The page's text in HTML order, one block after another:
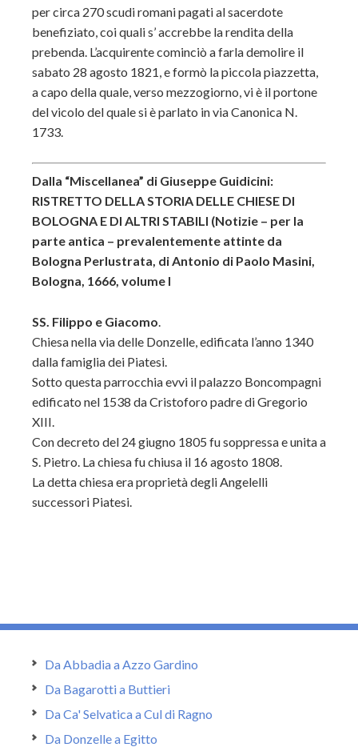
per circa 270 scudi romani pagati al sacerdote
benefiziato, coi quali s’ accrebbe la rendita della
prebenda. L’acquirente cominciò a farla demolire il
sabato 28 agosto 1821, e formò la piccola piazzetta,
a capo della quale, verso mezzogiorno, vi è il portone
del vicolo del quale si è parlato in via Canonica N.
1733.
Dalla “Miscellanea” di Giuseppe Guidicini:
RISTRETTO DELLA STORIA DELLE CHIESE DI
BOLOGNA E DI ALTRI STABILI (Notizie – per la
parte antica – prevalentemente attinte da
Bologna Perlustrata, di Antonio di Paolo Masini,
Bologna, 1666, volume I
SS. Filippo e Giacomo.
Chiesa nella via delle Donzelle, edificata l’anno 1340
dalla famiglia dei Piatesi.
Sotto questa parrocchia evvi il palazzo Boncompagni
edificato nel 1538 da Cristoforo padre di Gregorio
XIII.
Con decreto del 24 giugno 1805 fu soppressa e unita a
S. Pietro. La chiesa fu chiusa il 16 agosto 1808.
La detta chiesa era proprietà degli Angelelli
successori Piatesi.
Da Abbadia a Azzo Gardino
Da Bagarotti a Buttieri
Da Ca' Selvatica a Cul di Ragno
Da Donzelle a Egitto